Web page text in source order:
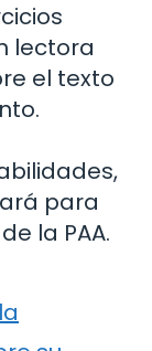
lectora
el texto
para
la PAA.